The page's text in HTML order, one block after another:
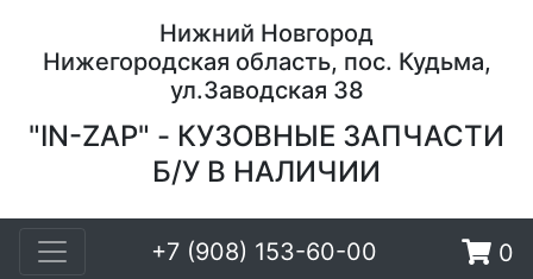
Нижний Новгород
Нижегородская область, пос. Кудьма,
ул.Заводская 38
"IN-ZAP" - КУЗОВНЫЕ ЗАПЧАСТИ
Б/У В НАЛИЧИИ
+7 (908) 153-60-00 0